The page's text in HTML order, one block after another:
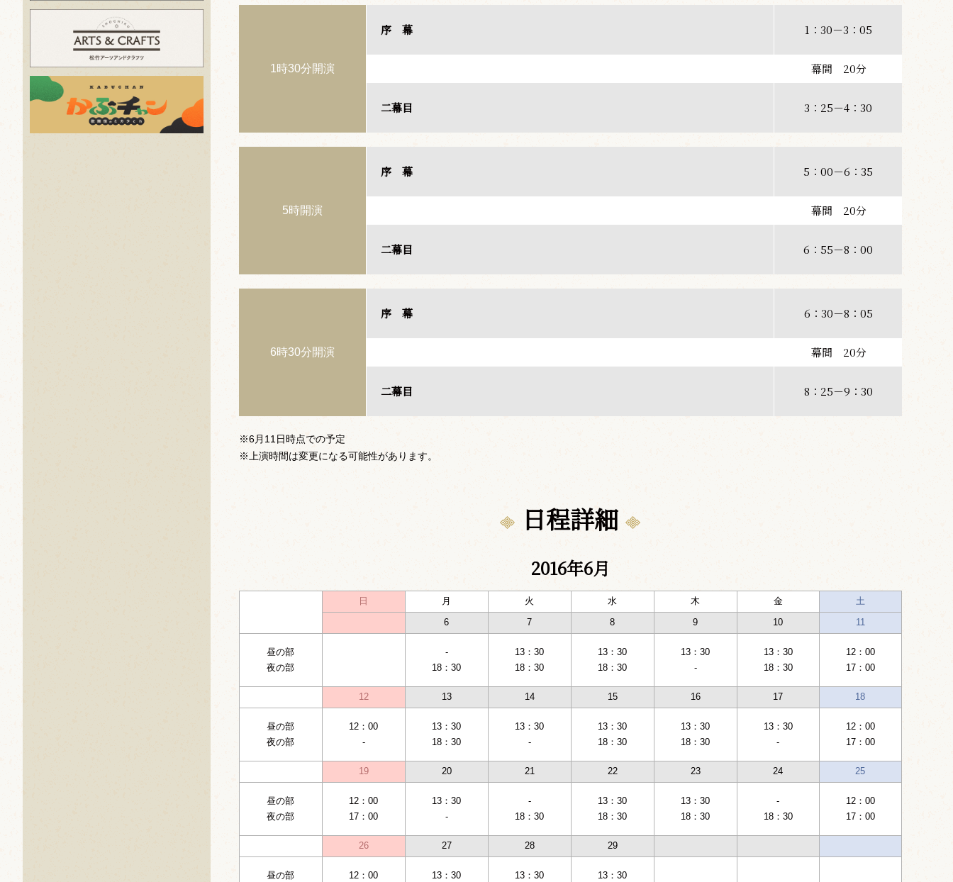
1時30分開演
序 幕 1：30－3：05
幕間 20分
二幕目 3：25－4：30
5時開演
序 幕 5：00－6：35
幕間 20分
二幕目 6：55－8：00
6時30分開演
序 幕 6：30－8：05
幕間 20分
二幕目 8：25－9：30
※6月11日時点での予定
※上演時間は変更になる可能性があります。
日程詳細
2016年6月
日 月 火 水 木 金
土
6
7 8 9 10 11
昼の部
夜の部
-
18：30
13：30
18：30
13：30
18：30
13：30
-
13：30
18：30
12：00
17：00
12 13 14 15 16 17 18
昼の部
夜の部
12：00
-
13：30
18：30
13：30
-
13：30
18：30
13：30
18：30
13：30
-
12：00
17：00
19 20 21 22 23 24 25
昼の部
夜の部
12：00
17：00
13：30
-
-
18：30
13：30
18：30
13：30
18：30
-
18：30
12：00
17：00
26 27 28 29
昼の部 12：00 13：30 13：30 13：30